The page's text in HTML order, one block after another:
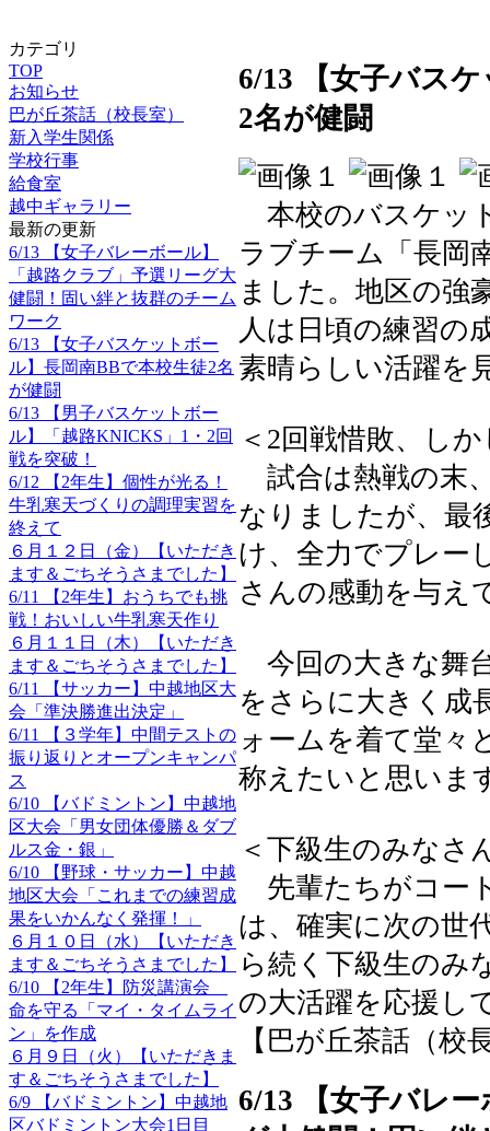
カテゴリ
TOP
お知らせ
巴が丘茶話（校長室）
新入学生関係
学校行事
給食室
越中ギャラリー
最新の更新
6/13 【女子バレーボール】
「越路クラブ」予選リーグ大
健闘！固い絆と抜群のチーム
ワーク
6/13 【女子バスケットボー
ル】長岡南BBで本校生徒2名
が健闘
6/13 【男子バスケットボー
ル】「越路KNICKS」1・2回
戦を突破！
6/12 【2年生】個性が光る！
牛乳寒天づくりの調理実習を
終えて
６月１２日（金）【いただき
ます＆ごちそうさまでした】
6/11 【2年生】おうちでも挑
戦！おいしい牛乳寒天作り
６月１１日（木）【いただき
ます＆ごちそうさまでした】
6/11 【サッカー】中越地区大
会「準決勝進出決定」
6/11 【３学年】中間テストの
振り返りとオープンキャンパ
ス
6/10 【バドミントン】中越地
区大会「男女団体優勝＆ダブ
ルス金・銀」
6/10 【野球・サッカー】中越
地区大会「これまでの練習成
果をいかんなく発揮！」
６月１０日（水）【いただき
ます＆ごちそうさまでした】
6/10 【2年生】防災講演会
命を守る「マイ・タイムライ
ン」を作成
６月９日（火）【いただきま
す＆ごちそうさまでした】
6/9 【バドミントン】中越地
区バドミントン大会1日目
6/13 【女子バス
2名が健闘
本校のバスケッ
ラブチーム「長岡
ました。地区の強
人は日頃の練習の
素晴らしい活躍を
＜2回戦惜敗、し
試合は熱戦の末
なりましたが、最
け、全力でプレー
さんの感動を与え
今回の大きな舞
をさらに大きく成
ォームを着て堂々
称えたいと思いま
＜下級生のみなさ
先輩たちがコー
は、確実に次の世
ら続く下級生のみ
の大活躍を応援し
【巴が丘茶話（校
6/13 【女子バレ